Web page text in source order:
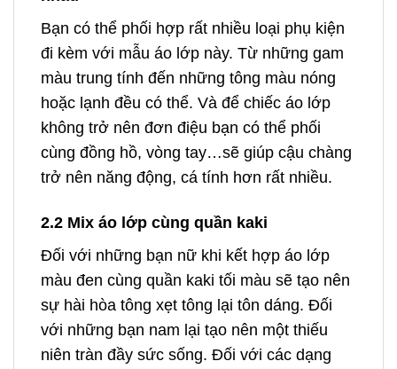
Bạn có thể phối hợp rất nhiều loại phụ kiện
đi kèm với mẫu áo lớp này. Từ những gam
màu trung tính đến những tông màu nóng
hoặc lạnh đều có thể. Và để chiếc áo lớp
không trở nên đơn điệu bạn có thể phối
cùng đồng hồ, vòng tay…sẽ giúp cậu chàng
trở nên năng động, cá tính hơn rất nhiều.
2.2 Mix áo lớp cùng quần kaki
Đối với những bạn nữ khi kết hợp áo lớp
màu đen cùng quần kaki tối màu sẽ tạo nên
sự hài hòa tông xẹt tông lại tôn dáng. Đối
với những bạn nam lại tạo nên một thiếu
niên tràn đầy sức sống. Đối với các dạng